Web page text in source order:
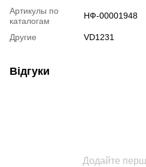
Артикулы по
каталогам
НФ-00001948
Другие VD1231
Відгуки
Додайте